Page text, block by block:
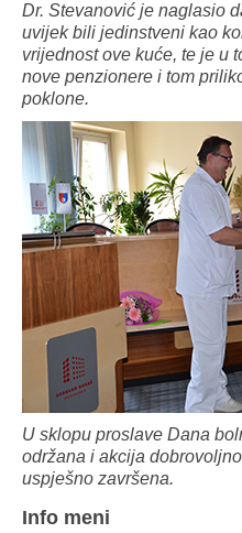
Dr. Stevanović je naglasio
uvijek bili jedinstveni kao
vrijednost ove kuće, te je u
nove penzionere i tom
poklone.
U sklopu proslave Dana
održana i akcija
uspješno završena.
Info meni